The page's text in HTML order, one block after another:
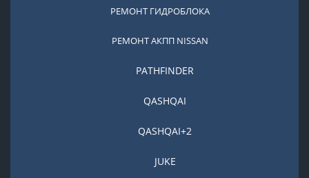
РЕМОНТ ГИДРОБЛОКА
РЕМОНТ АКПП NISSAN
PATHFINDER
QASHQAI
QASHQAI+2
JUKE